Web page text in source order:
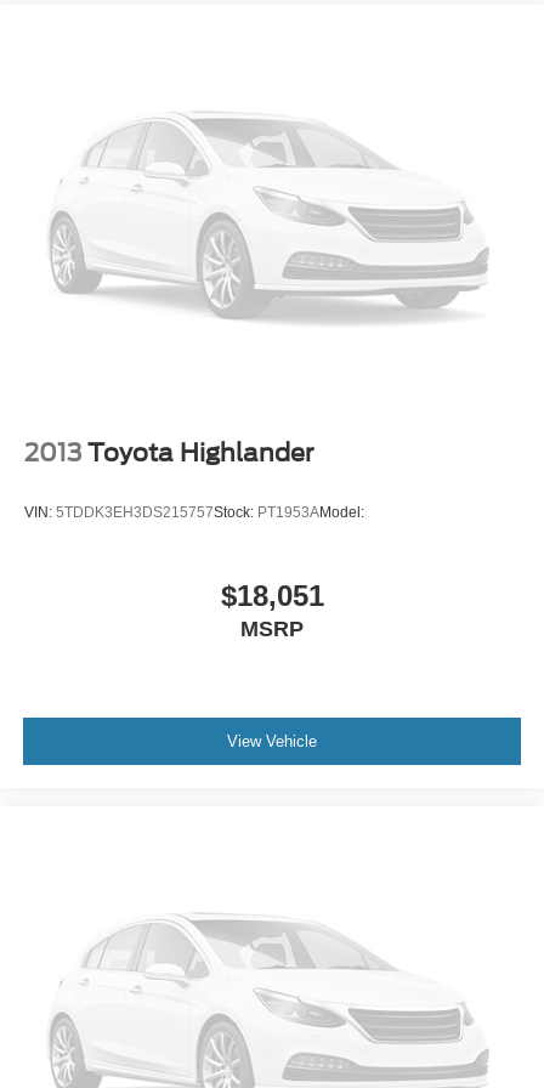
Aluminum Wheels
Tires - Front All-Terrain
Conventional Spare Tire
Tow Hooks
Tow Hooks
Rollover Protection Bars
AM/FM Stereo
Steering Wheel Audio Controls
Pass-Through Rear Seat
Cruise Control
Cloth Seats
Bucket Seats
Trip Computer
2013 Toyota Highlander
VIN: 5TDDK3EH3DS215757Stock: PT1953AModel:
$18,051
MSRP
View Vehicle